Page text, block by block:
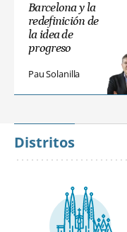
Barcelona y la
redefinición de
la idea de
progreso
Pau Solanilla
Distritos